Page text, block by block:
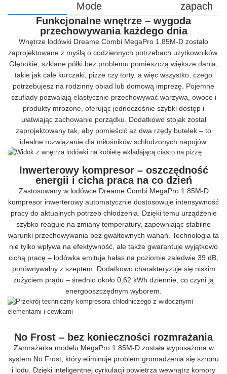
Mode
zapach
Funkcjonalne wnętrze – wygoda
przechowywania każdego dnia
Wnętrze lodówki Dreame Combi MegaPro 1.85M-D zostało
zaprojektowane z myślą o codziennych potrzebach użytkowników.
Głębokie, szklane półki bez problemu pomieszczą większe dania,
takie jak całe kurczaki, pizze czy torty, a więc wszystko, czego
potrzebujesz na rodzinny obiad lub domową imprezę. Pojemne
szuflady pozwalają elastycznie przechowywać warzywa, owoce i
produkty mrożone, oferując jednocześnie szybki dostęp i
ułatwiając zachowanie porządku. Dodatkowo stojak został
zaprojektowany tak, aby pomieścić aż dwa rzędy butelek – to
idealne rozwiązanie dla miłośników schłodzonych napojów.
Inwerterowy kompresor – oszczędność
energii i cicha praca na co dzień
Zastosowany w lodówce Dreame Combi MegaPro 1.85M-D
kompresor inwerterowy automatycznie dostosowuje intensywność
pracy do aktualnych potrzeb chłodzenia. Dzięki temu urządzenie
szybko reaguje na zmiany temperatury, zapewniając stabilne
warunki przechowywania bez gwałtownych wahań. Technologia ta
nie tylko wpływa na efektywność, ale także gwarantuje wyjątkowo
cichą pracę – lodówka emituje hałas na poziomie zaledwie 39 dB,
porównywalny z szeptem. Dodatkowo charakteryzuje się niskim
zużyciem prądu – średnio około 0,62 kWh dziennie, co czyni ją
energooszczędnym wyborem.
No Frost – bez konieczności rozmrażania
Zamrażarka modelu MegaPro 1.85M-D została wyposażona w
system No Frost, który eliminuje problem gromadzenia się szronu
i lodu. Dzięki inteligentnej cyrkulacji powietrza wewnątrz komory